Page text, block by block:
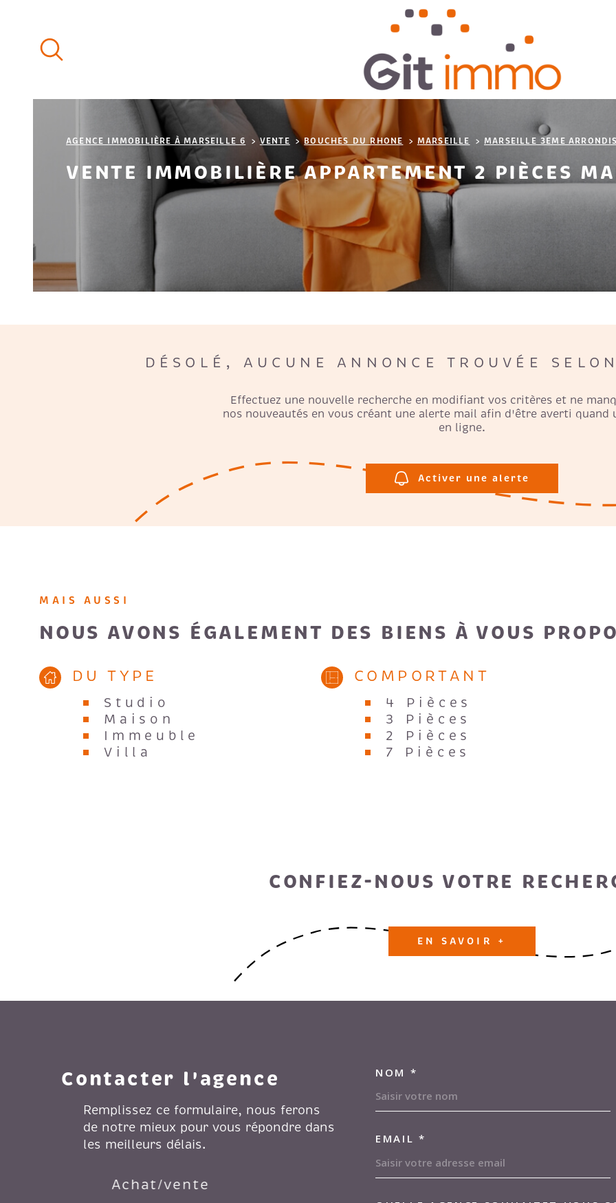
recherche
principal
contenu
AGENCE IMMOBILIÈRE À MARSEILLE 6 VENTE BOUCHES DU RHONE MARSEILLE MARSEILLE 3EME
VENTE IMMOBILIÈRE APPARTEMENT 2 PIÈCES
DÉSOLÉ, AUCUNE ANNONCE TROUVÉE
Effectuez une nouvelle recherche en modifiant vos critères et ne
nos nouveautés en vous créant une alerte mail afin d'être averti quand
en ligne.
Activer une alerte
MAIS AUSSI
NOUS AVONS ÉGALEMENT DES BIENS À VOUS
DU TYPE
Studio
Maison
Immeuble
Villa
COMPORTANT
4 Pièces
3 Pièces
2 Pièces
7 Pièces
CONFIEZ-NOUS VOTRE
EN SAVOIR +
Contacter l'agence
Remplissez ce formulaire, nous ferons
de notre mieux pour vous répondre dans
les meilleurs délais.
Achat/vente
NOM *
EMAIL *